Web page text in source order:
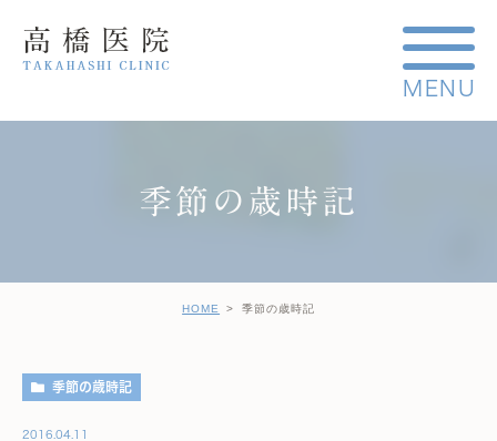
季節の歳時記
HOME 季節の歳時記
季節の歳時記
2016.04.11